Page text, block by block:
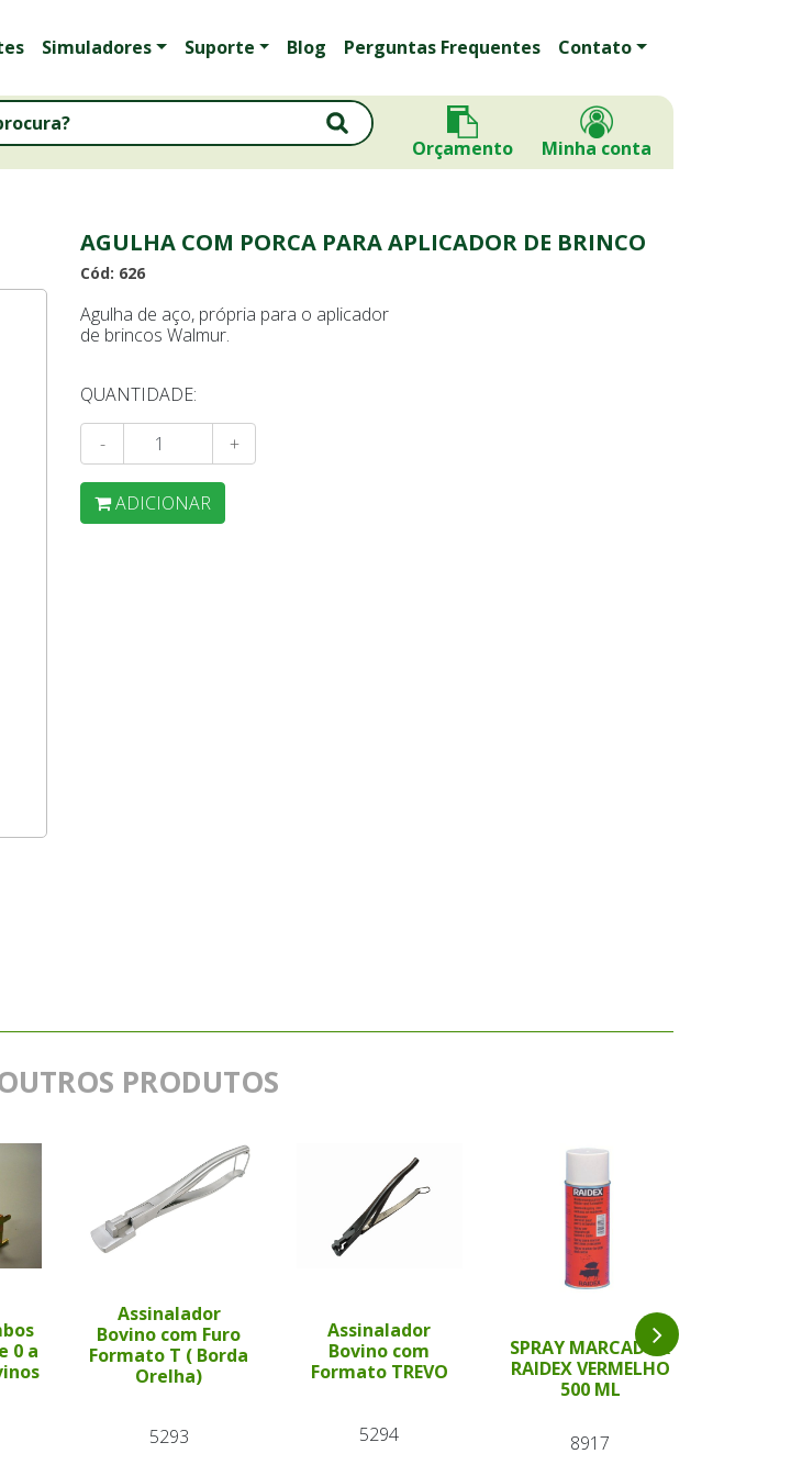
Simuladores Suporte Blog Perguntas Frequentes Contato
Orçamento Minha conta
AGULHA COM PORCA PARA APLICADOR DE BRINCO
Cód: 626
Agulha de aço, própria para o aplicador
de brincos Walmur.
QUANTIDADE:
- +
ADICIONAR
PRODUTOS
0 a
Assinalador
Bovino com Furo
Formato T ( Borda
Orelha)
5293
Assinalador
Bovino com
Formato TREVO
5294
SPRAY MARCADOR
RAIDEX VERMELHO
500 ML
8917